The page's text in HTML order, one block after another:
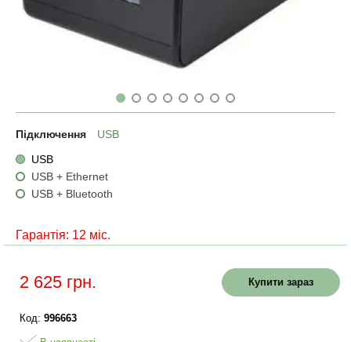
Підключення
USB
USB
USB + Ethernet
USB + Bluetooth
Гарантія: 12 міс.
2 625 грн. Купити зараз
Код: 996663